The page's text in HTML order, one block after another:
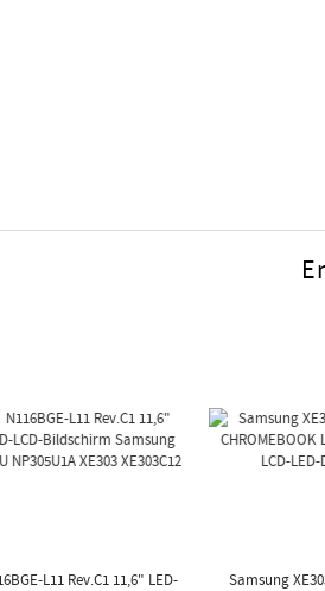
L11 Rev.C1 11,6" LED-
Samsung